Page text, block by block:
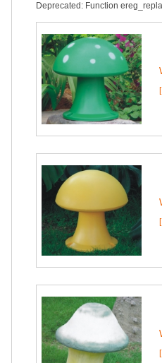
Deprecated: Function